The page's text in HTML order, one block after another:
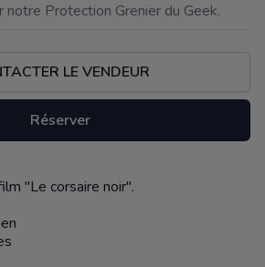
notre Protection Grenier du Geek.
LE VENDEUR
Réserver
"Le corsaire noir".